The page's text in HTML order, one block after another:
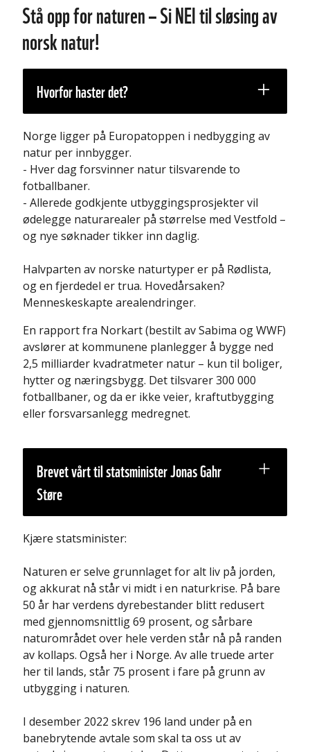
Stå opp for naturen – Si NEI til sløsing av
norsk natur!
Hvorfor haster det?
Norge ligger på Europatoppen i nedbygging av
natur per innbygger.
- Hver dag forsvinner natur tilsvarende to
fotballbaner.
- Allerede godkjente utbyggingsprosjekter vil
ødelegge naturarealer på størrelse med Vestfold –
og nye søknader tikker inn daglig.
Halvparten av norske naturtyper er på Rødlista,
og en fjerdedel er trua. Hovedårsaken?
Menneskeskapte arealendringer.
En rapport fra Norkart (bestilt av Sabima og WWF)
avslører at kommunene planlegger å bygge ned
2,5 milliarder kvadratmeter natur – kun til boliger,
hytter og næringsbygg. Det tilsvarer 300 000
fotballbaner, og da er ikke veier, kraftutbygging
eller forsvarsanlegg medregnet.
Brevet vårt til statsminister Jonas Gahr
Støre
Kjære statsminister:
Naturen er selve grunnlaget for alt liv på jorden,
og akkurat nå står vi midt i en naturkrise. På bare
50 år har verdens dyrebestander blitt redusert
med gjennomsnittlig 69 prosent, og sårbare
naturområdet over hele verden står nå på randen
av kollaps. Også her i Norge. Av alle truede arter
her til lands, står 75 prosent i fare på grunn av
utbygging i naturen.
I desember 2022 skrev 196 land under på en
banebrytende avtale som skal ta oss ut av